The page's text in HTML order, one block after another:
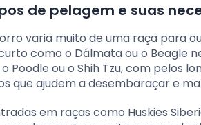
de pelagem e suas
varia muito de uma raça para
como o Dálmata ou o Beagle
Poodle ou o Shih Tzu, com pelos
que ajudem a desembaraçar e
em raças como Huskies